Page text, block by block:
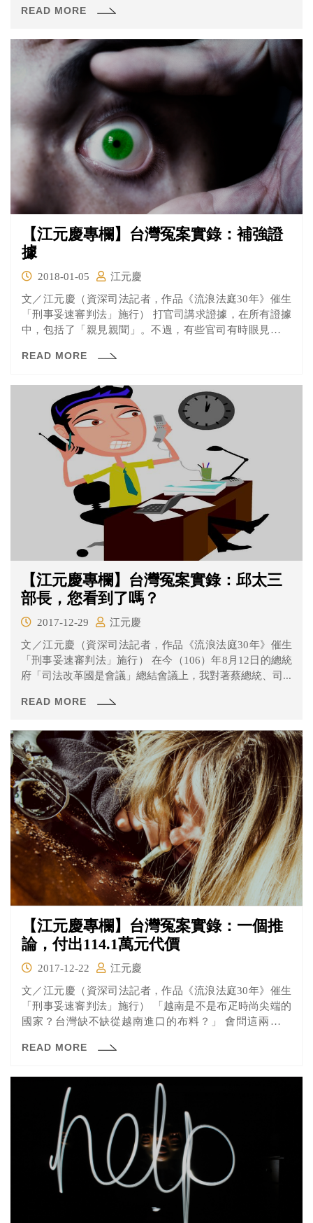
READ MORE
【江元慶專欄】台灣冤案實錄：補強證
據
2018-01-05
江元慶
文／江元慶（資深司法記者，作品《流浪法庭30年》催生
「刑事妥速審判法」施行） 打官司講求證據，在所有證據
中，包括了「親見親聞」。不過，有些官司有時眼見未必
READ MORE
【江元慶專欄】台灣冤案實錄：邱太三
部長，您看到了嗎？
2017-12-29
江元慶
文／江元慶（資深司法記者，作品《流浪法庭30年》催生
「刑事妥速審判法」施行） 在今（106）年8月12日的總統
府「司法改革國是會議」總結會議上，我對著蔡總統、司...
READ MORE
【江元慶專欄】台灣冤案實錄：一個推
論，付出114.1萬元代價
2017-12-22
江元慶
文／江元慶（資深司法記者，作品《流浪法庭30年》催生
「刑事妥速審判法」施行） 「越南是不是布疋時尚尖端的
國家？台灣缺不缺從越南進口的布料？」 會問這兩個問
READ MORE